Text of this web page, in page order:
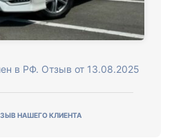
в РФ. Отзыв от 13.08.2025
НАШЕГО КЛИЕНТА